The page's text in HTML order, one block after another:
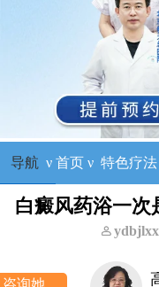
导航 ν 首页ν 特色疗法
白癜风药浴一次
ydbjlxx
高 霞
七